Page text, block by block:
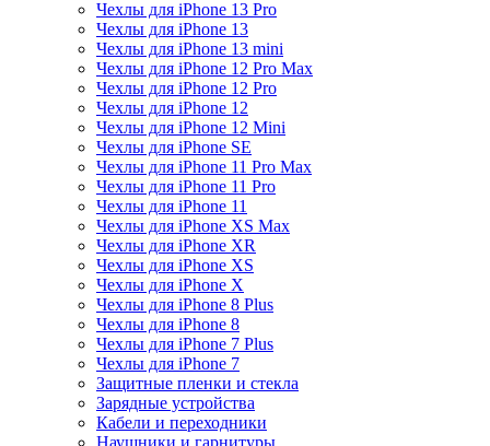
Чехлы для iPhone 13 Pro
Чехлы для iPhone 13
Чехлы для iPhone 13 mini
Чехлы для iPhone 12 Pro Max
Чехлы для iPhone 12 Pro
Чехлы для iPhone 12
Чехлы для iPhone 12 Mini
Чехлы для iPhone SE
Чехлы для iPhone 11 Pro Max
Чехлы для iPhone 11 Pro
Чехлы для iPhone 11
Чехлы для iPhone XS Max
Чехлы для iPhone XR
Чехлы для iPhone XS
Чехлы для iPhone X
Чехлы для iPhone 8 Plus
Чехлы для iPhone 8
Чехлы для iPhone 7 Plus
Чехлы для iPhone 7
Защитные пленки и стекла
Зарядные устройства
Кабели и переходники
Наушники и гарнитуры